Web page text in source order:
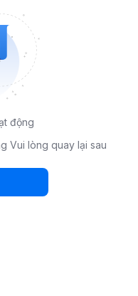
động
Vui lòng quay lại sau